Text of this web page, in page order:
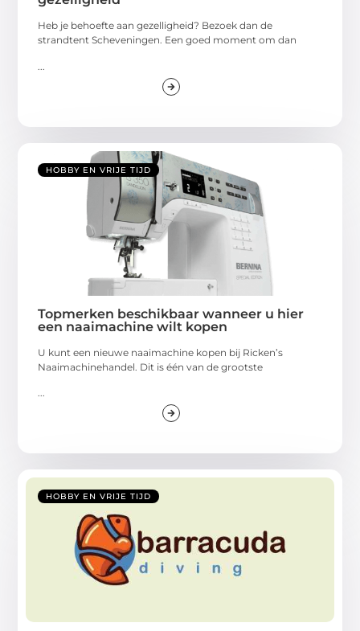
Heb je behoefte aan gezelligheid? Bezoek dan de
strandtent Scheveningen. Een goed moment om dan
HOBBY EN VRIJE TIJD
Topmerken beschikbaar wanneer u hier
een naaimachine wilt kopen
U kunt een nieuwe naaimachine kopen bij Ricken’s
Naaimachinehandel. Dit is één van de grootste
HOBBY EN VRIJE TIJD